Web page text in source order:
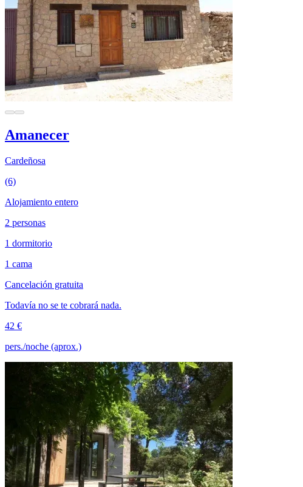
Amanecer
Cardeñosa
(6)
Alojamiento entero
2 personas
1 dormitorio
1 cama
Cancelación gratuita
Todavía no se te cobrará nada.
42 €
pers./noche (aprox.)